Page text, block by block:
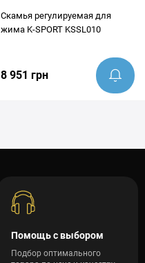
Скамья регулируемая для
жима K-SPORT KSSL010
8 951 грн
Помощь с выбором
Подбор оптимального